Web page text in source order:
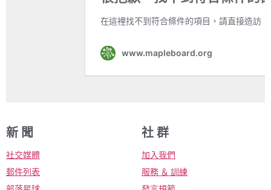
新 聞
社交媒體
郵件列表
社 群
加入我們
服務 ＆ 訓練